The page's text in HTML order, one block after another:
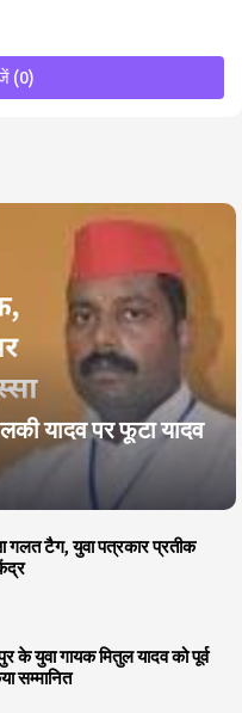
(0)
यादव पर फूटा यादव
गलत टैग, युवा पत्रकार प्रतीक
के युवा गायक मितुल यादव को पूर्व
सम्मानित